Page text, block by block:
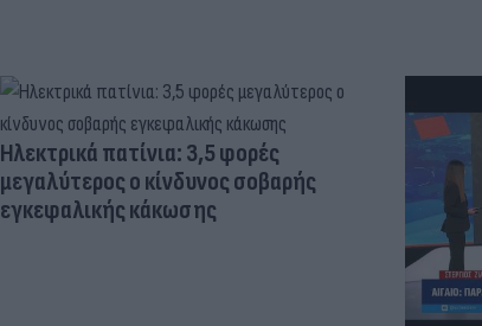
Ηλεκτρικά πατίνια: 3,5 φορές
μεγαλύτερος ο κίνδυνος σοβαρής
εγκεφαλικής κάκωσης